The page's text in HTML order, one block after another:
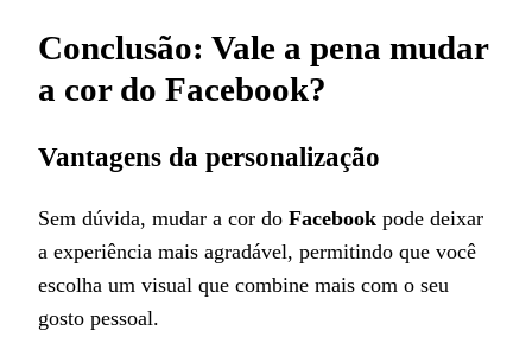
Conclusão: Vale a pena mudar
a cor do Facebook?
Vantagens da personalização
Sem dúvida, mudar a cor do Facebook pode deixar
a experiência mais agradável, permitindo que você
escolha um visual que combine mais com o seu
gosto pessoal.